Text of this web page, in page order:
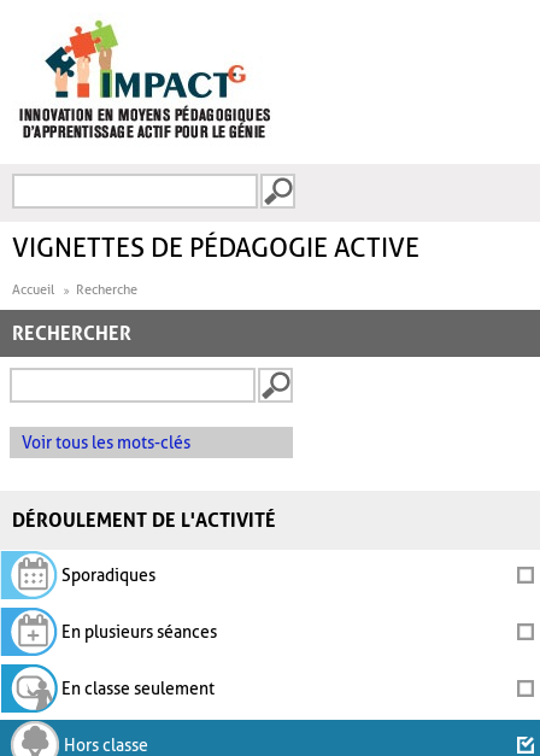
FORMULAIRE DE
VIGNETTES DE PÉDAGOGIE ACTIVE
Accueil Recherche
RECHERCHER
Voir tous les mots-clés
DÉROULEMENT DE L'ACTIVITÉ
Sporadiques
En plusieurs séances
En classe seulement
Hors classe